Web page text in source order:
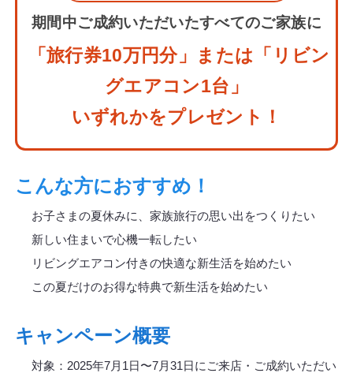
期間中ご成約いただいたすべてのご家族に
「旅行券10万円分」または「リビン
グエアコン1台」
いずれかをプレゼント！
こんな方におすすめ！
お子さまの夏休みに、家族旅行の思い出をつくりたい
新しい住まいで心機一転したい
リビングエアコン付きの快適な新生活を始めたい
この夏だけのお得な特典で新生活を始めたい
キャンペーン概要
対象：2025年7月1日〜7月31日にご来店・ご成約いただい